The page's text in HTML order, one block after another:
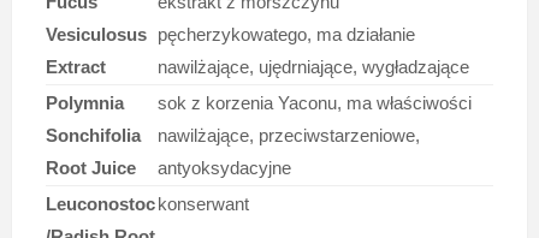
Vesiculosus
Extract
pęcherzykowatego, ma działanie
nawilżające, ujędrniające, wygładzające
Polymnia
Sonchifolia
Root Juice
sok z korzenia Yaconu, ma właściwości
nawilżające, przeciwstarzeniowe,
antyoksydacyjne
Leuconostockonserwant